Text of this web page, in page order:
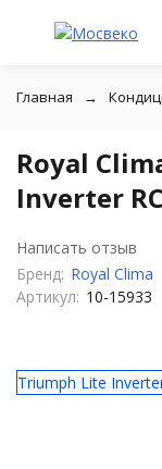
Главная
Royal
Inverter
Написать отзыв
Бренд: Royal Clima
Артикул: 10-15933
Triumph Lite